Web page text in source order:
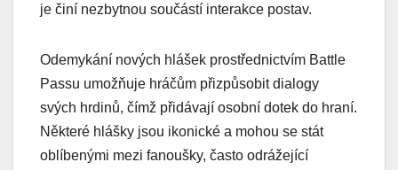
je činí nezbytnou součástí interakce postav.
Odemykání nových hlášek prostřednictvím Battle
Passu umožňuje hráčům přizpůsobit dialogy
svých hrdinů, čímž přidávají osobní dotek do hraní.
Některé hlášky jsou ikonické a mohou se stát
oblíbenými mezi fanoušky, často odrážející